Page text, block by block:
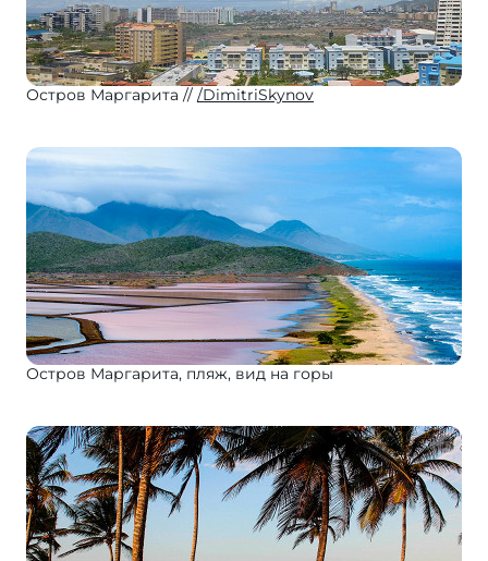
Остров Маргарита /DimitriSkynov
Остров Маргарита, пляж, вид на горы